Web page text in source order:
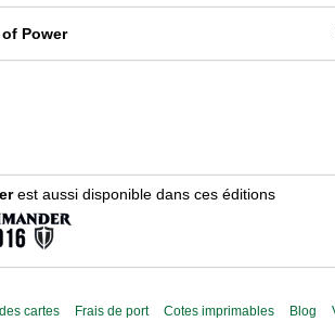
Power
est aussi disponible dans ces éditions
cartes Frais de port Cotes imprimables Blog